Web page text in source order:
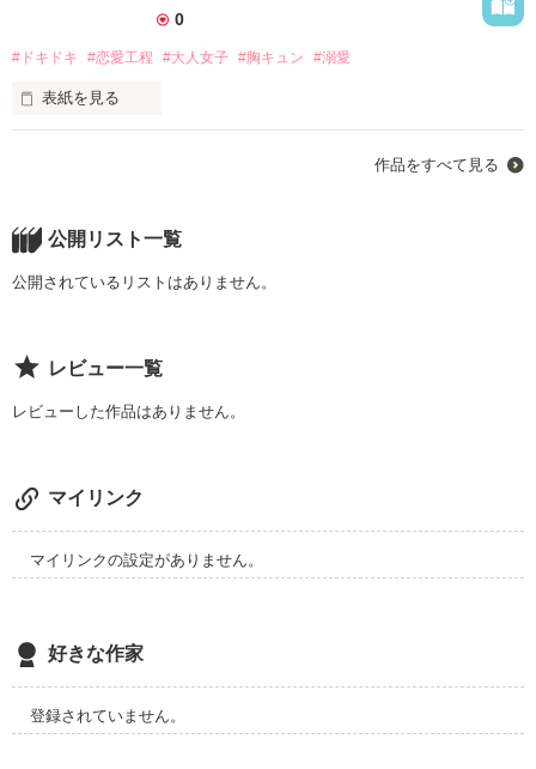
お楽しみください♪
お楽しみください(^^♪
2022.８.12
ずっと追っかけ読んでくださっている方
ちなみに次の『Sweet breakⅤ』は
※あとがき更新しました。
☆☆☆
恋愛工程が知りたい方は
是非【Sweet break】シリーズを
ご一読ください♪
進むべき道をしっかりと歩む
３０を目の前に、
謎の常連客
ラブストーリー
いよいよ完結です!(^^)!
ずっと読み続けて下さった読者の方、
初めてお手に取って、読んでくださってる方
★
コンテスト応募の為、内容変わらず
読みやすく加筆修正行いました！
0
#ドキドキ #恋愛工程 #大人女子 #胸キュン #溺愛
表紙を見る
この作品は
ファン登録していただいている方への
御礼作品として
本篇『たった７日間で恋人になる方法』
糖度高めな
その後の物語をお楽しみください♪
※注意
本編の続きになるので
未読の方は
作品をすべて見る
公開リスト一覧
公開されているリストはありません。
レビュー一覧
レビューした作品はありません。
マイリンク
マイリンクの設定がありません。
好きな作家
登録されていません。